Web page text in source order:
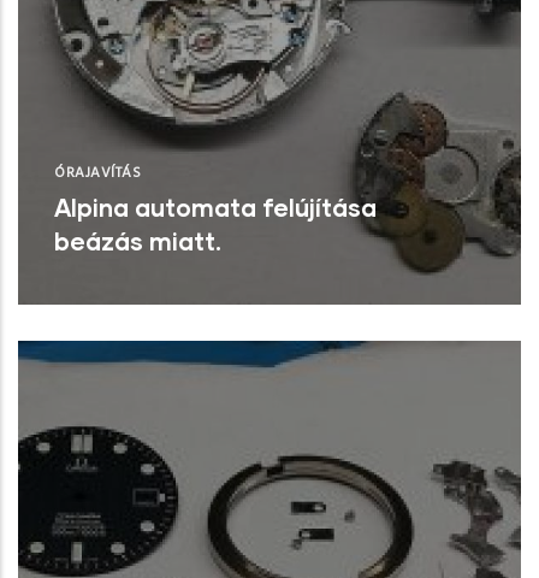
ÓRAJAVÍTÁS
Alpina automata felújítása
beázás miatt.
Jól látszik, hogy ázott … Cal. Selita SW
200-1